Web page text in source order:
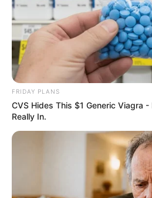
FRIDAY PLANS
CVS Hides This $1 Generic Viagra
Really In.